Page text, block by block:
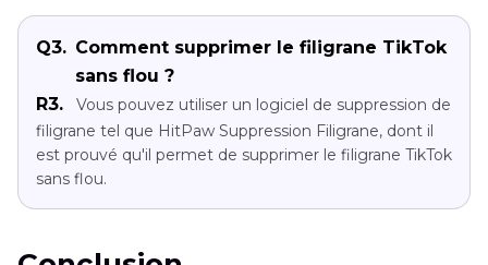
Q3. Comment supprimer le filigrane TikTok
sans flou ?
R3.
Vous pouvez utiliser un logiciel de suppression de
filigrane tel que HitPaw Suppression Filigrane, dont il
est prouvé qu'il permet de supprimer le filigrane TikTok
sans flou.